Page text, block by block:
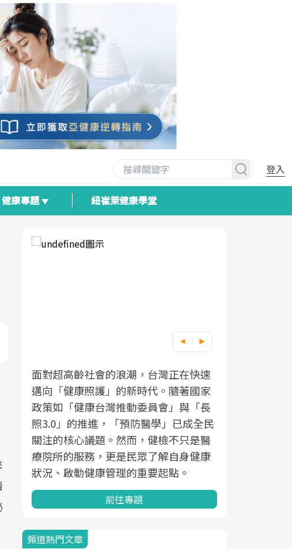
登入
健康專題 紐崔萊健康學堂
面對超高齡社會的浪潮，台灣正在快速
邁向「健康照護」的新時代。隨著國家
政策如「健康台灣推動委員會」與「長
照3.0」的推進，「預防醫學」已成全民
關注的核心議題。然而，健檢不只是醫
療院所的服務，更是民眾了解自身健康
狀況、啟動健康管理的重要起點。
前往專題
頻道熱門文章